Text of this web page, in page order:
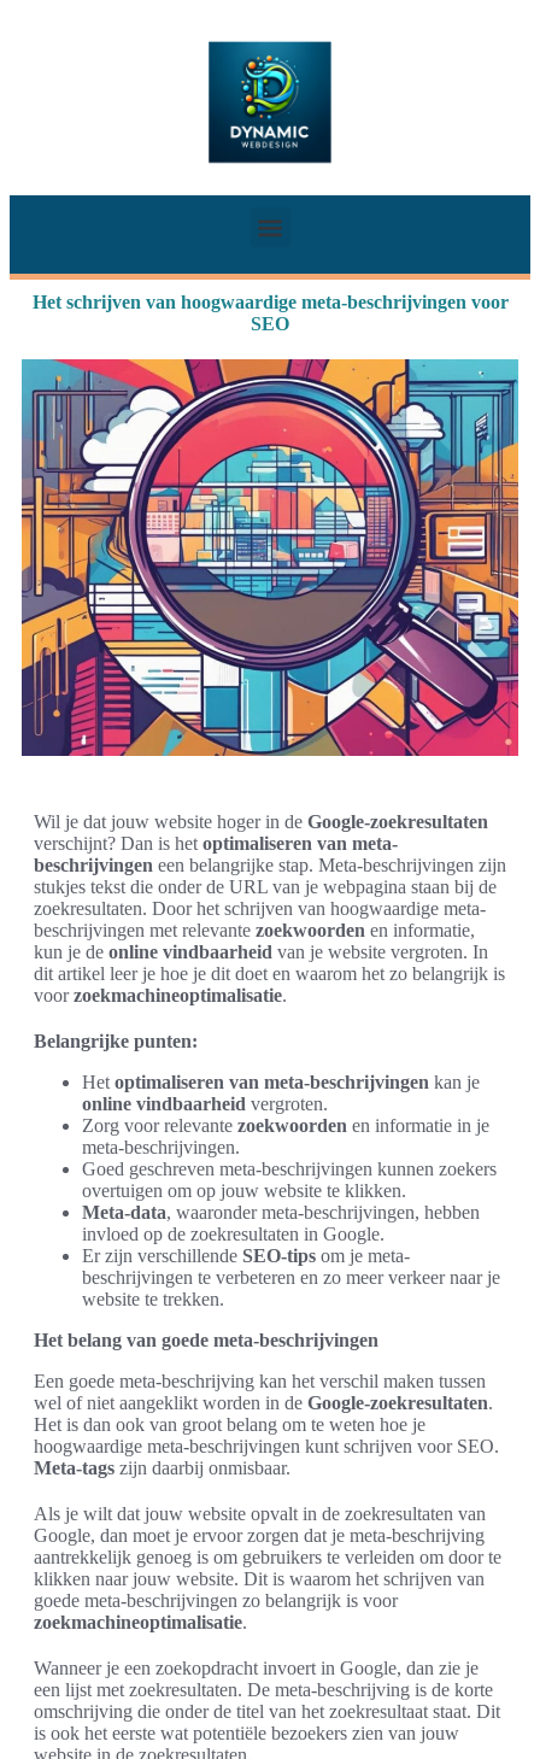
Het schrijven van hoogwaardige meta-beschrijvingen voor
SEO
Wil je dat jouw website hoger in de Google-zoekresultaten
verschijnt? Dan is het optimaliseren van meta-
beschrijvingen een belangrijke stap. Meta-beschrijvingen zijn
stukjes tekst die onder de URL van je webpagina staan bij de
zoekresultaten. Door het schrijven van hoogwaardige meta-
beschrijvingen met relevante zoekwoorden en informatie,
kun je de online vindbaarheid van je website vergroten. In
dit artikel leer je hoe je dit doet en waarom het zo belangrijk is
voorzoekmachineoptimalisatie.
Belangrijke punten:
Het optimaliseren van meta-beschrijvingen kan je
online vindbaarheid vergroten.
Zorg voor relevante zoekwoorden en informatie in je
meta-beschrijvingen.
Goed geschreven meta-beschrijvingen kunnen zoekers
overtuigen om op jouw website te klikken.
Meta-data, waaronder meta-beschrijvingen, hebben
invloed op de zoekresultaten in Google.
Er zijn verschillende SEO-tips om je meta-
beschrijvingen te verbeteren en zo meer verkeer naar je
website te trekken.
Het belang van goede meta-beschrijvingen
Een goede meta-beschrijving kan het verschil maken tussen
wel of niet aangeklikt worden in de Google-zoekresultaten.
Het is dan ook van groot belang om te weten hoe je
hoogwaardige meta-beschrijvingen kunt schrijven voor SEO.
Meta-tags zijn daarbij onmisbaar.
Als je wilt dat jouw website opvalt in de zoekresultaten van
Google, dan moet je ervoor zorgen dat je meta-beschrijving
aantrekkelijk genoeg is om gebruikers te verleiden om door te
klikken naar jouw website. Dit is waarom het schrijven van
goede meta-beschrijvingen zo belangrijk is voor
zoekmachineoptimalisatie.
Wanneer je een zoekopdracht invoert in Google, dan zie je
een lijst met zoekresultaten. De meta-beschrijving is de korte
omschrijving die onder de titel van het zoekresultaat staat. Dit
is ook het eerste wat potentiële bezoekers zien van jouw